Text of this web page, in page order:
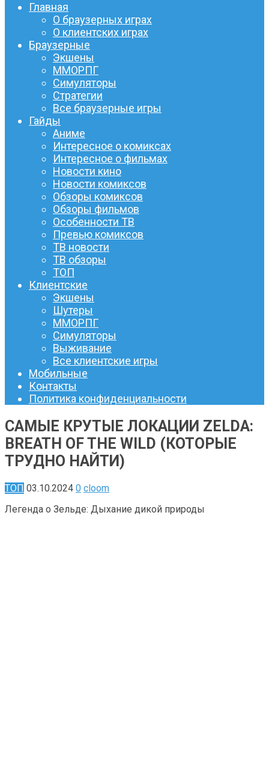
Главная
О браузерных играх
О клиентских играх
Браузерные
Экшены
ММОРПГ
Симуляторы
Стратегии
Все браузерные игры
Гайды
Аниме
Интересное о комиксах
Интересное о фильмах
Новости кино
Новости комиксов
Обзоры комиксов
Обзоры фильмов
Особенности ТВ
Превью комиксов
ТВ новости
ТВ обзоры
ТОП
Клиентские
Экшены
Шутеры
ММОРПГ
Симуляторы
Выживание
Все клиентские игры
Мобильные
Контакты
Политика конфиденциальности
САМЫЕ КРУТЫЕ ЛОКАЦИИ ZELDA:
BREATH OF THE WILD (КОТОРЫЕ
ТРУДНО НАЙТИ)
ТОП 03.10.2024 0 cloom
Легенда о Зельде: Дыхание дикой природы